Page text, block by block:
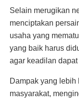
Selain merugikan
menciptakan
usaha yang
yang baik harus
agar keadilan
Dampak yang lebih
masyarakat,